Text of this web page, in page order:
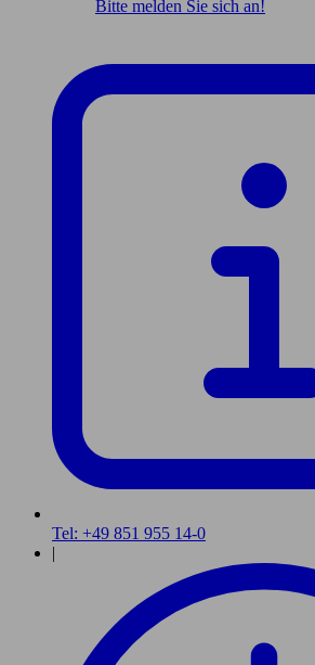
Bitte melden Sie sich an!
Tel: +49 851 955 14-0
|